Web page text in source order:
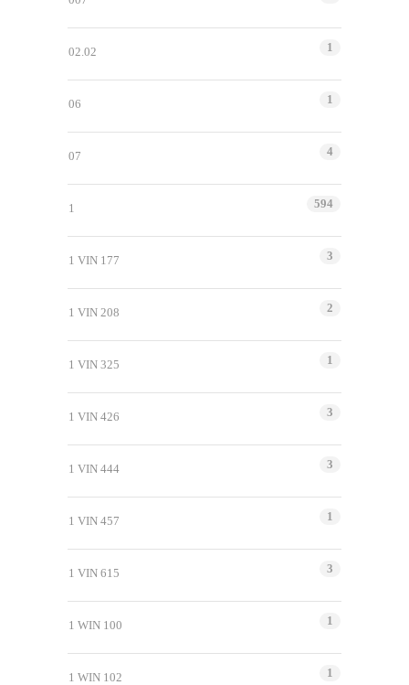
02.02 1
06 1
07 4
1 594
1 VIN 177 3
1 VIN 208 2
1 VIN 325 1
1 VIN 426 3
1 VIN 444 3
1 VIN 457 1
1 VIN 615 3
1 WIN 100 1
1 WIN 102 1